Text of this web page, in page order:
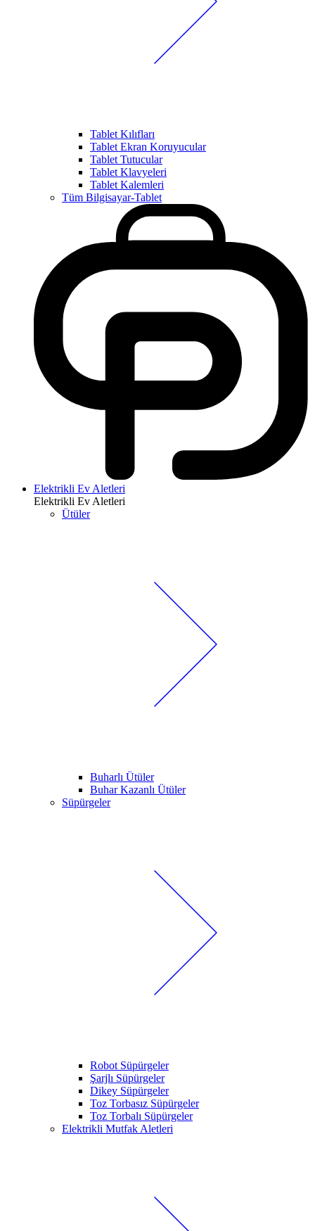
Tablet Kılıfları
Tablet Ekran Koruyucular
Tablet Tutucular
Tablet Klavyeleri
Tablet Kalemleri
Tüm Bilgisayar-Tablet
Elektrikli Ev Aletleri
Elektrikli Ev Aletleri
Ütüler
Buharlı Ütüler
Buhar Kazanlı Ütüler
Süpürgeler
Robot Süpürgeler
Şarjlı Süpürgeler
Dikey Süpürgeler
Toz Torbasız Süpürgeler
Toz Torbalı Süpürgeler
Elektrikli Mutfak Aletleri